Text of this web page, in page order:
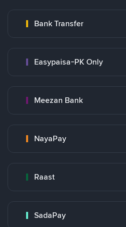
Bank Transfer
Easypaisa-PK Only
Meezan Bank
NayaPay
Raast
SadaPay